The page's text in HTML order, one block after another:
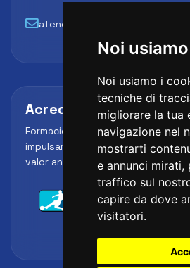
Noi
Noi usiamo i
tecniche di
migliorare la tua
navigazione nel
mostrarti
e annunci mirati,
traffico sul
capire da dove
visitatori.
atencion@futbollab.com
Acreditaciones y
Formación, metodología y
impulsar el perfil profesional del
valor ante clubes, academias y